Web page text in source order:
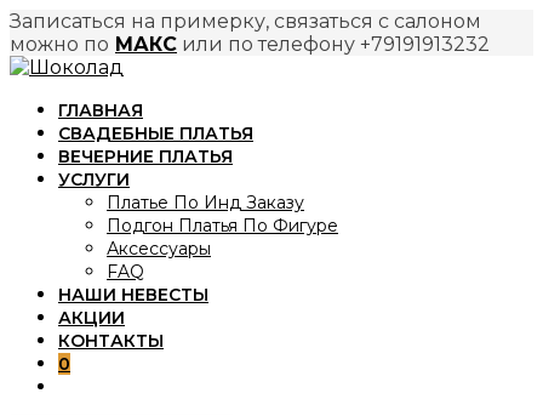
Записаться на примерку, связаться с салоном
можно по МАКС или по телефону +79191913232
Перейти
содержимому
ГЛАВНАЯ
СВАДЕБНЫЕ ПЛАТЬЯ
ВЕЧЕРНИЕ ПЛАТЬЯ
УСЛУГИ
Платье По Инд Заказу
Подгон Платья По Фигуре
Аксессуары
FAQ
НАШИ НЕВЕСТЫ
АКЦИИ
КОНТАКТЫ
0